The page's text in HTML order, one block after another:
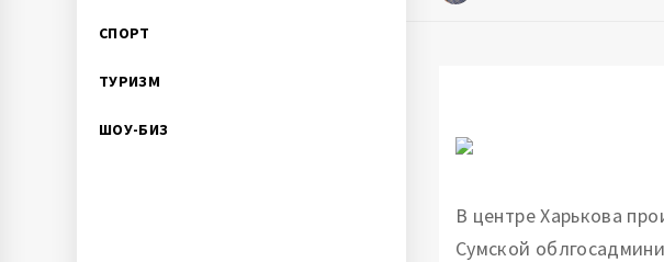
СПОРТ
ТУРИЗМ
ШОУ-БИЗ
В центре Харькова
Сумской